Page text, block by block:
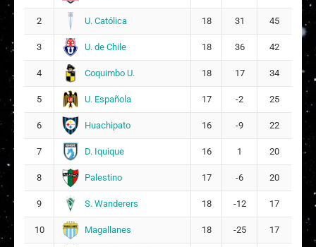
2 U. Católica 18 31 45
3 U. de Chile 18 36 42
4 Coquimbo U. 18 17 34
5 U. Española 17 -2 25
6 Huachipato 16 -9 22
7 D. Iquique 16 1 20
8 Palestino 17 -6 20
9 S. Wanderers 18 -12 17
10 Magallanes 18 -25 17